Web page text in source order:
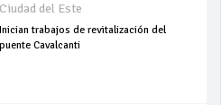
Ciudad del Este
Inician trabajos de revitalización del
puente Cavalcanti